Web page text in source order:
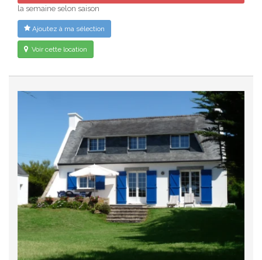
la semaine selon saison
Ajoutez à ma sélection
Voir cette location